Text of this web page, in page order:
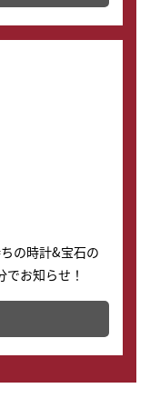
の時計&宝石の
お知らせ！
が出来ます。